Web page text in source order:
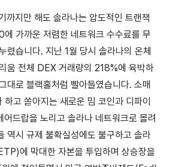
까지만 해도 솔라나는 압도적인 트랜잭
가까운 저렴한 네트워크 수수료를 무
렸습니다. 지난 1월 당시 솔라나의 온체
움 전체 DEX 거래량의 218%에 육박하
대로 블랙홀처럼 빨아들였습니다. 소매
고 쏟아지는 새로운 밈 코인과 디파이
드랍을 노리고 솔라나 네트워크로 몰려
역시 규제 불확실성에도 불구하고 솔라
에 막대한 자본을 투입하며 상승장을